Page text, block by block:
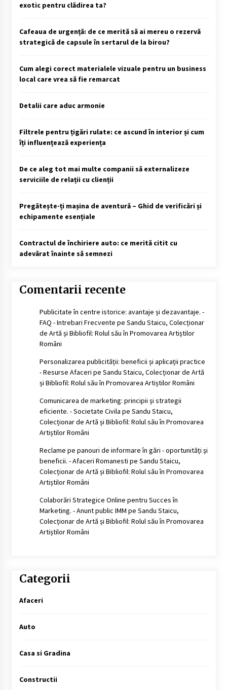
exotic pentru clădirea ta?
Cafeaua de urgență: de ce merită să ai mereu o rezervă
strategică de capsule în sertarul de la birou?
Cum alegi corect materialele vizuale pentru un business
local care vrea să fie remarcat
Detalii care aduc armonie
Filtrele pentru țigări rulate: ce ascund în interior și cum
îți influențează experiența
De ce aleg tot mai multe companii să externalizeze
serviciile de relații cu clienții
Pregătește-ți mașina de aventură – Ghid de verificări și
echipamente esențiale
Contractul de închiriere auto: ce merită citit cu
adevărat înainte să semnezi
Comentarii recente
Publicitate în centre istorice: avantaje și dezavantaje. -
FAQ - Intrebari Frecvente pe Sandu Staicu, Colecționar
de Artă și Bibliofil: Rolul său în Promovarea Artiștilor
Români
Personalizarea publicității: beneficii și aplicații practice
- Resurse Afaceri pe Sandu Staicu, Colecționar de Artă
și Bibliofil: Rolul său în Promovarea Artiștilor Români
Comunicarea de marketing: principii și strategii
eficiente. - Societate Civila pe Sandu Staicu,
Colecționar de Artă și Bibliofil: Rolul său în Promovarea
Artiștilor Români
Reclame pe panouri de informare în gări - oportunități și
beneficii. - Afaceri Romanesti pe Sandu Staicu,
Colecționar de Artă și Bibliofil: Rolul său în Promovarea
Artiștilor Români
Colaborări Strategice Online pentru Succes în
Marketing. - Anunt public IMM pe Sandu Staicu,
Colecționar de Artă și Bibliofil: Rolul său în Promovarea
Artiștilor Români
Categorii
Afaceri
Auto
Casa si Gradina
Constructii